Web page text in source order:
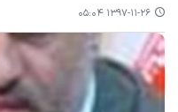
۱۳۹۷-۱۱-۲۶ ۰۵:۰۴